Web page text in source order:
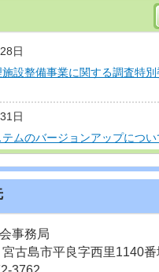
日
設整備事業に関する調査特
日
ムのバージョンアップについ
事務局
古島市平良字西里1140番